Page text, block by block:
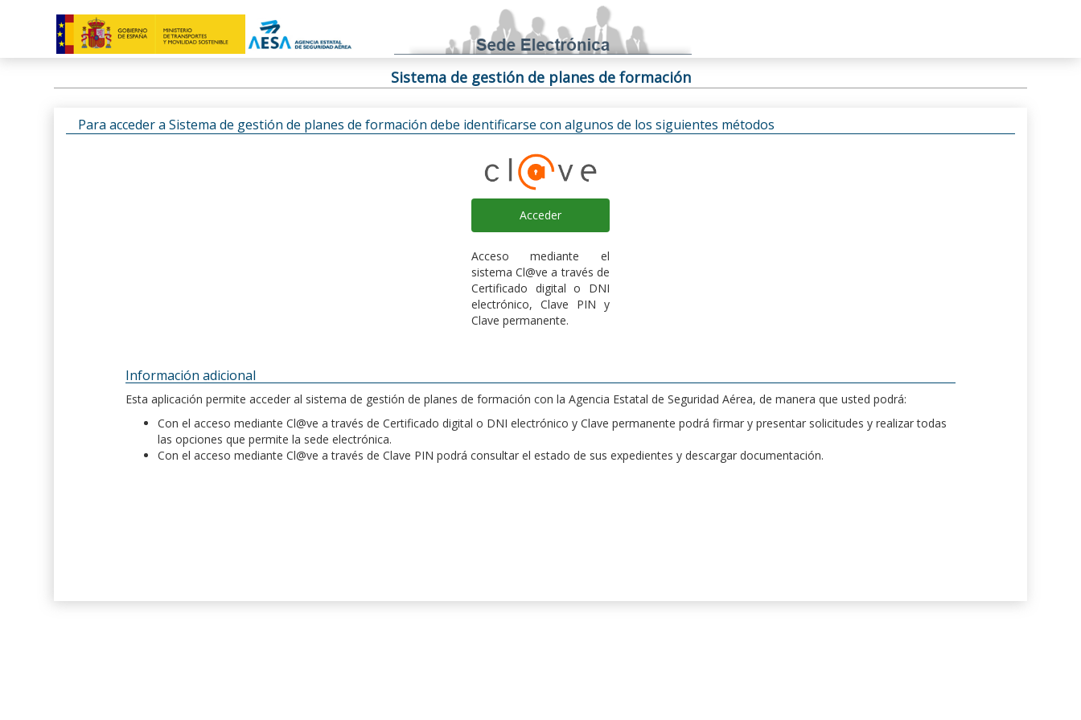
Sistema de gestión de planes de formación
Para acceder a Sistema de gestión de planes de formación debe identificarse con algunos de los siguientes métodos
Acceder
Acceso mediante el
sistema Cl@ve a través de
Certificado digital o DNI
electrónico, Clave PIN y
Clave permanente.
Información adicional
Esta aplicación permite acceder al sistema de gestión de planes de formación con la Agencia Estatal de Seguridad Aérea, de manera que usted podrá:
Con el acceso mediante Cl@ve a través de Certificado digital o DNI electrónico y Clave permanente podrá firmar y presentar solicitudes y realizar todas
las opciones que permite la sede electrónica.
Con el acceso mediante Cl@ve a través de Clave PIN podrá consultar el estado de sus expedientes y descargar documentación.